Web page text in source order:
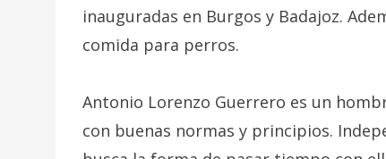
inauguradas en Burgos y Badajoz.
comida para perros.
Antonio Lorenzo Guerrero es un
con buenas normas y principios.